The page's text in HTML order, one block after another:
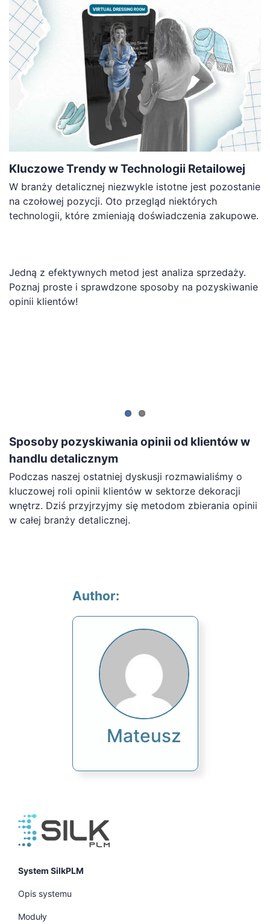
Kluczowe Trendy w Technologii Retailowej
W branży detalicznej niezwykle istotne jest pozostanie
na czołowej pozycji. Oto przegląd niektórych
technologii, które zmieniają doświadczenia zakupowe.
Jedną z efektywnych metod jest analiza sprzedaży.
Poznaj proste i sprawdzone sposoby na pozyskiwanie
opinii klientów!
Sposoby pozyskiwania opinii od klientów w
handlu detalicznym
Podczas naszej ostatniej dyskusji rozmawialiśmy o
kluczowej roli opinii klientów w sektorze dekoracji
wnętrz. Dziś przyjrzyjmy się metodom zbierania opinii
w całej branży detalicznej.
Author:
Mateusz
System SilkPLM
Opis systemu
Moduły